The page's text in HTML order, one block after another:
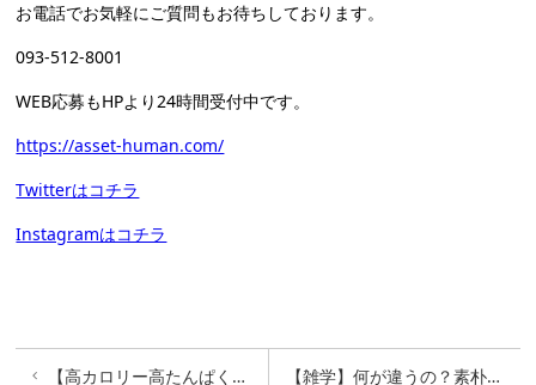
お電話でお気軽にご質問もお待ちしております。
093-512-8001
WEB応募もHPより24時間受付中です。
https://asset-human.com/
Twitterはコチラ
Instagramはコチラ
【高カロリー高たんぱく】子どもやご年配者の栄養管理 【雑学】何が違うの？素朴な疑問あれこれ